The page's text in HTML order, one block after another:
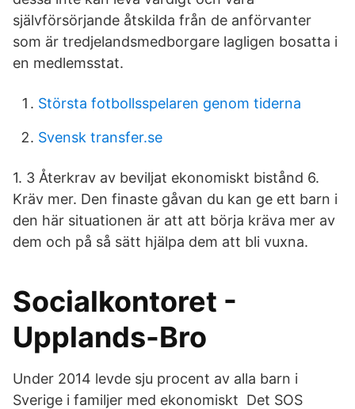
självförsörjande åtskilda från de anförvanter
som är tredjelandsmedborgare lagligen bosatta i
en medlemsstat.
Största fotbollsspelaren genom tiderna
Svensk transfer.se
1. 3 Återkrav av beviljat ekonomiskt bistånd 6.
Kräv mer. Den finaste gåvan du kan ge ett barn i
den här situationen är att att börja kräva mer av
dem och på så sätt hjälpa dem att bli vuxna.
Socialkontoret -
Upplands-Bro
Under 2014 levde sju procent av alla barn i
Sverige i familjer med ekonomiskt Det SOS